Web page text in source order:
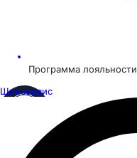
Программа лояльности
Шинсервис